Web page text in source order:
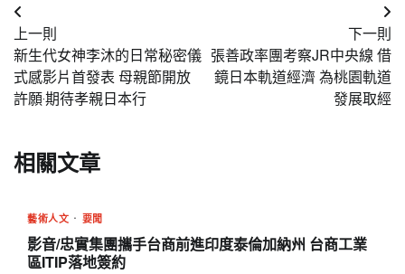
文
章
導
覽
上一則
新生代女神李沐的日常秘密儀
式感影片首發表 母親節開放
許願‧期待孝親日本行
下一則
張善政率團考察JR中央線 借
鏡日本軌道經濟 為桃園軌道
發展取經
相關文章
藝術人文 要聞
影音/忠實集團攜手台商前進印度泰倫加納州 台商工業
區ITIP落地簽約